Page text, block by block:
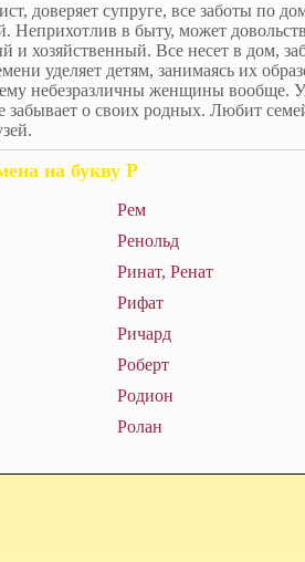
доверяет супруге, все заботы по
Неприхотлив в быту, может
и хозяйственный. Все несет в дом,
уделяет детям, занимаясь их
ему небезразличны женщины вообще.
забывает о своих родных. Любит
на букву Р
Рем
Ренольд
Ринат, Ренат
Рифат
Ричард
Роберт
Родион
Ролан